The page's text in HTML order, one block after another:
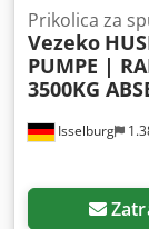
Isselburg
Prikolica za
Vezeko
PUMPE |
3500KG